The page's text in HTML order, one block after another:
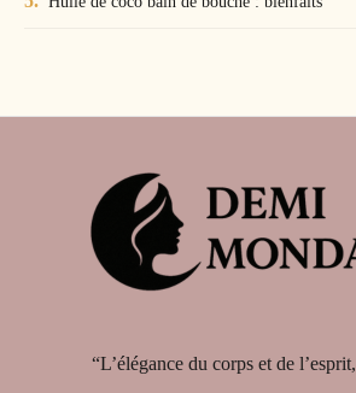
“L’élégance du corps et de